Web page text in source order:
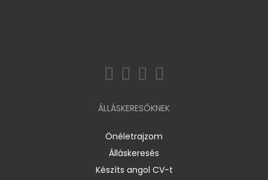
ÁLLÁSKERESŐKNEK
Önéletrajzom
Álláskeresés
Készíts angol CV-t